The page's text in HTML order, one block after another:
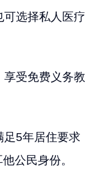
可选择私人医疗
受免费义务教
足5年居住要求
公民身份。